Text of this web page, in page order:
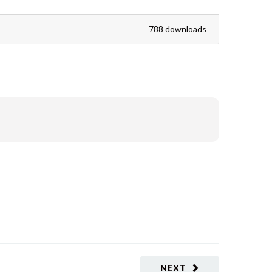
788 downloads
NEXT